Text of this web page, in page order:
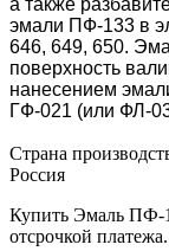
а также
эмали ПФ-133 в
646, 649, 650.
поверхность
нанесением
ГФ-021 (или ФЛ-
Страна
Россия
Купить Эмаль ПФ-
отсрочкой